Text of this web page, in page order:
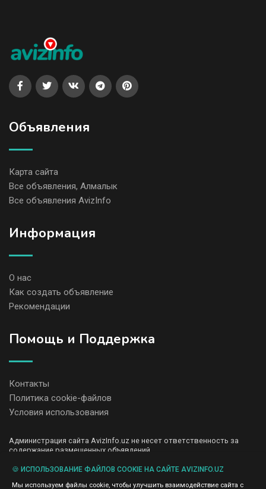
Объявления
Карта сайта
Все объявления, Алмалык
Все объявления AvizInfo
Информация
О нас
Как создать объявление
Рекомендации
Помощь и Поддержка
Контакты
Политика cookie-файлов
Условия использования
Администрация сайта AvizInfo.uz не несет ответственность за
содержание размещенных объявлений.
передаем и не продаем личную информацию зарегистрированных
🍪 ИСПОЛЬЗОВАНИЕ ФАЙЛОВ COOKIE НА САЙТЕ AVIZINFO.UZ
Мы используем файлы cookie, чтобы улучшить взаимодействие сайта с